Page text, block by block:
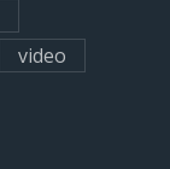
video